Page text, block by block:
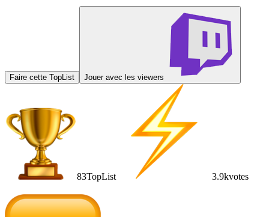
Faire cette TopList Jouer avec les viewers
83TopList 3.9kvotes